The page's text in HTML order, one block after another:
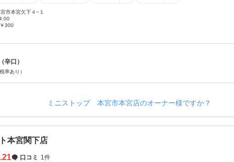
市本宮欠下４−１
300
辛口）
率あり）
ミニストップ 本宮市本宮店のオーナー様ですか？
本宮関下店
口コミ 1件